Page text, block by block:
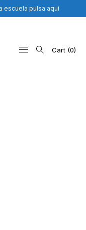
escuela pulsa aquí
Cart 0